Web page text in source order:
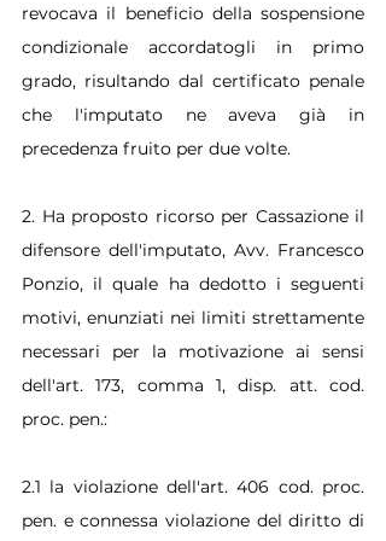
revocava il beneficio della sospensione
condizionale accordatogli in primo
grado, risultando dal certificato penale
che l'imputato ne aveva già in
precedenza fruito per due volte.
2. Ha proposto ricorso per Cassazione il
difensore dell'imputato, Avv. Francesco
Ponzio, il quale ha dedotto i seguenti
motivi, enunziati nei limiti strettamente
necessari per la motivazione ai sensi
dell'art. 173, comma 1, disp. att. cod.
proc. pen.:
2.1 la violazione dell'art. 406 cod. proc.
pen. e connessa violazione del diritto di